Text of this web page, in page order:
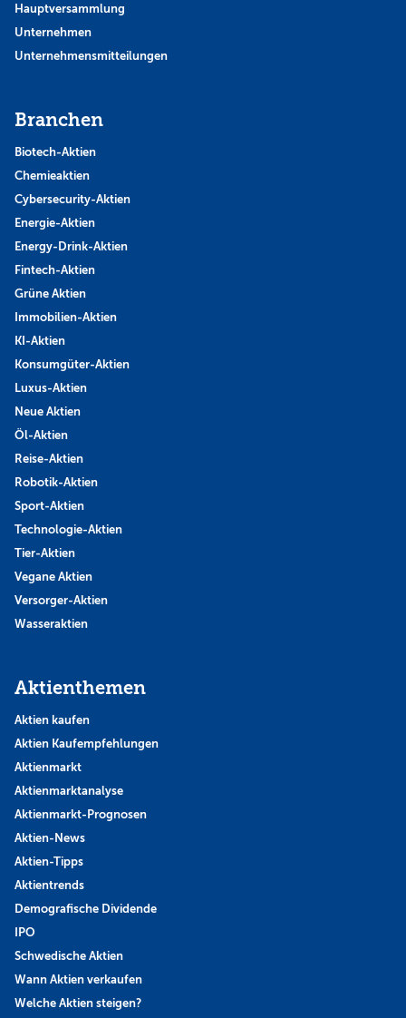
Hauptversammlung
Unternehmen
Unternehmensmitteilungen
Branchen
Biotech-Aktien
Chemieaktien
Cybersecurity-Aktien
Energie-Aktien
Energy-Drink-Aktien
Fintech-Aktien
Grüne Aktien
Immobilien-Aktien
KI-Aktien
Konsumgüter-Aktien
Luxus-Aktien
Neue Aktien
Öl-Aktien
Reise-Aktien
Robotik-Aktien
Sport-Aktien
Technologie-Aktien
Tier-Aktien
Vegane Aktien
Versorger-Aktien
Wasseraktien
Aktienthemen
Aktien kaufen
Aktien Kaufempfehlungen
Aktienmarkt
Aktienmarktanalyse
Aktienmarkt-Prognosen
Aktien-News
Aktien-Tipps
Aktientrends
Demografische Dividende
IPO
Schwedische Aktien
Wann Aktien verkaufen
Welche Aktien steigen?